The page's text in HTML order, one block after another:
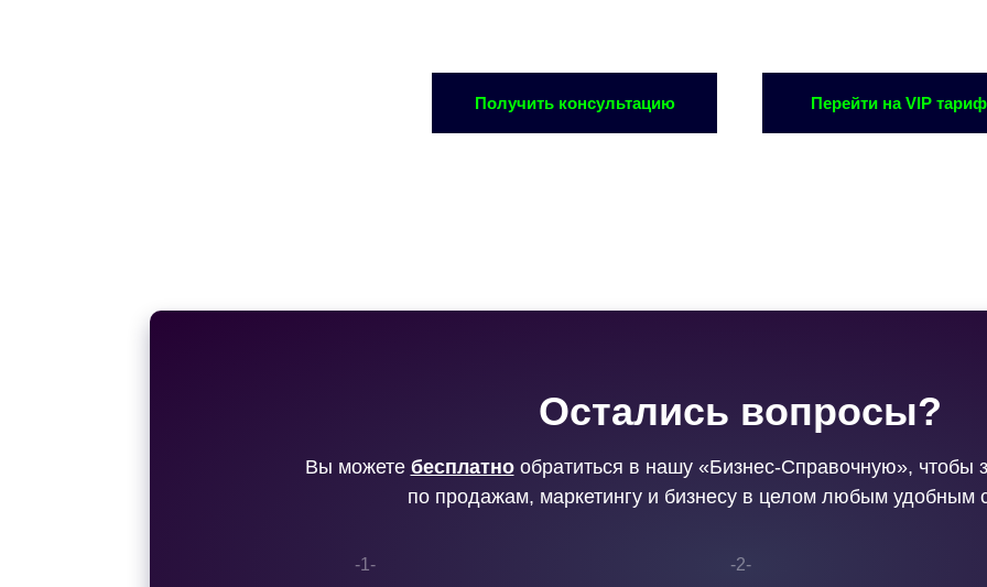
Получить консультацию Перейти на VIP тариф
Остались вопросы?
Вы можете бесплатно обратиться в нашу «Бизнес-Справочную», чтобы
по продажам, маркетингу и бизнесу в целом любым удобным
-1- -2-